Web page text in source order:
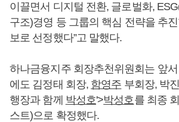
이끌면서 디지털 전환, 글로벌화,
구조)경영 등 그룹의 핵심 전략을 추
보로 선정했다”고 말했다.
하나금융지주 회장추천위원회는 앞
에도 김정태 회장, 함영주 부회장, 박
행장과 함께 박성호'>박성호를 최종
스트)으로 확정했다.